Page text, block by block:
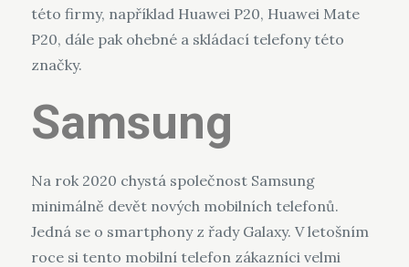
této firmy, například Huawei P20, Huawei Mate
P20, dále pak ohebné a skládací telefony této
značky.
Samsung
Na rok 2020 chystá společnost Samsung
minimálně devět nových mobilních telefonů.
Jedná se o smartphony z řady Galaxy. V letošním
roce si tento mobilní telefon zákazníci velmi